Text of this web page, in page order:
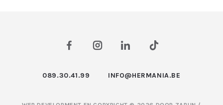
089.30.41.99 INFO@HERMANIA.BE